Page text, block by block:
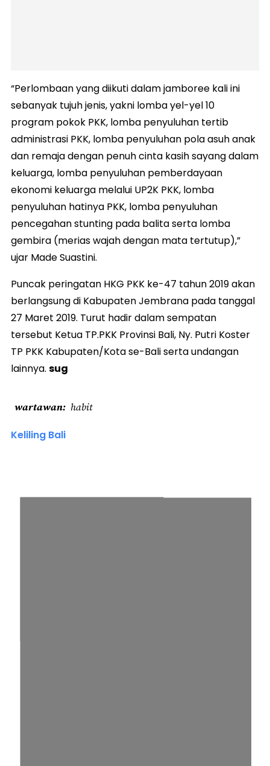
“Perlombaan yang diikuti dalam jamboree kali ini
sebanyak tujuh jenis, yakni lomba yel-yel 10
program pokok PKK, lomba penyuluhan tertib
administrasi PKK, lomba penyuluhan pola asuh anak
dan remaja dengan penuh cinta kasih sayang dalam
keluarga, lomba penyuluhan pemberdayaan
ekonomi keluarga melalui UP2K PKK, lomba
penyuluhan hatinya PKK, lomba penyuluhan
pencegahan stunting pada balita serta lomba
gembira (merias wajah dengan mata tertutup),”
ujar Made Suastini.
Puncak peringatan HKG PKK ke-47 tahun 2019 akan
berlangsung di Kabupaten Jembrana pada tanggal
27 Maret 2019. Turut hadir dalam sempatan
tersebut Ketua TP.PKK Provinsi Bali, Ny. Putri Koster
TP PKK Kabupaten/Kota se-Bali serta undangan
lainnya. sug
wartawan habit
Keliling Bali